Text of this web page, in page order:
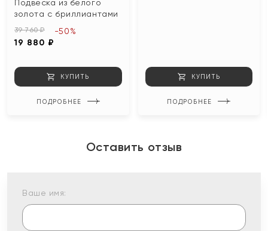
Подвеска из белого
золота с бриллиантами
39 760 ₽
19 880 ₽
-50%
КУПИТЬ
ПОДРОБНЕЕ
КУПИТЬ
ПОДРОБНЕЕ
Оставить отзыв
Ваше имя: